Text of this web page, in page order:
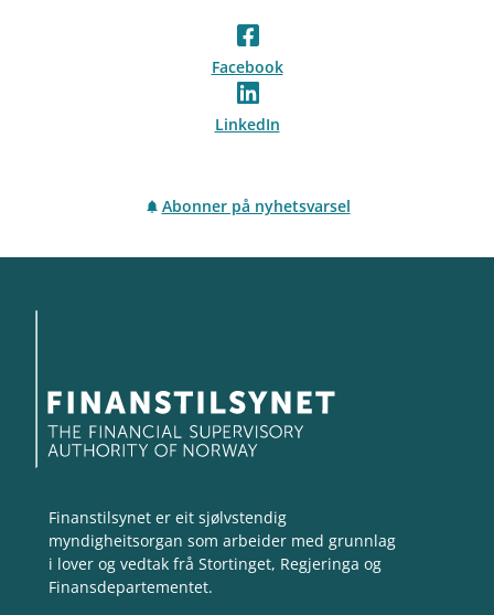
Facebook
LinkedIn
Abonner på nyhetsvarsel
Finanstilsynet er eit sjølvstendig
myndigheitsorgan som arbeider med grunnlag
i lover og vedtak frå Stortinget, Regjeringa og
Finansdepartementet.